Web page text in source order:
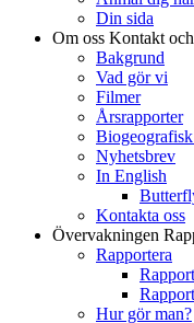
Din sida
Om oss Kontakt
Bakgrund
Vad gör vi
Filmer
Årsrapporter
Nyhetsbrev
In English
Kontakta oss
Övervakningen
Rapportera
Hur gör man?